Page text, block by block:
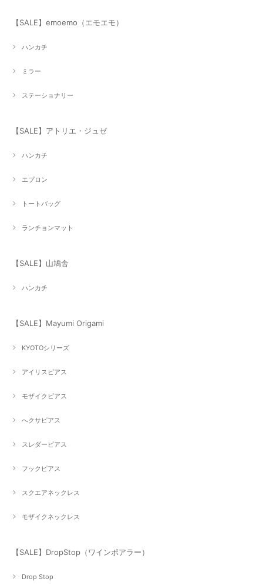
【SALE】emoemo（エモエモ）
ハンカチ
ミラー
ステーショナリー
【SALE】アトリエ・ジュゼ
ハンカチ
エプロン
トートバッグ
ランチョンマット
【SALE】山鳩舎
ハンカチ
【SALE】Mayumi Origami
KYOTOシリーズ
アイリスピアス
モザイクピアス
へクサピアス
スレダーピアス
フックピアス
スクエアネックレス
モザイクネックレス
【SALE】DropStop（ワインポアラー）
Drop Stop